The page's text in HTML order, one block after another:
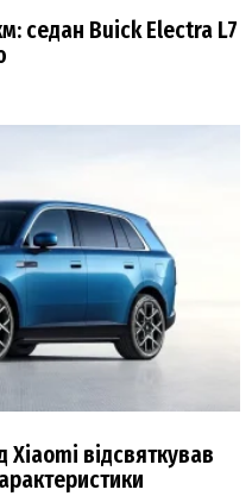
седан Buick Electra L7
Xiaomi відсвяткував